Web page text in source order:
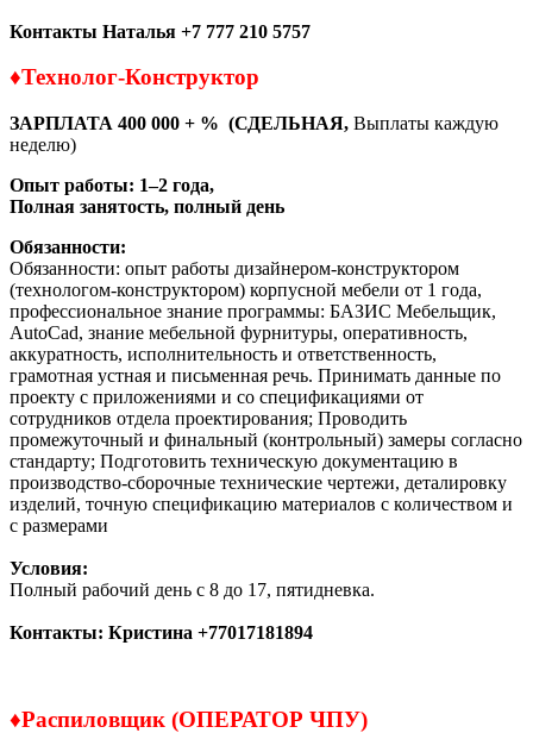
Контакты Наталья +7 777 210 5757
♦Технолог-Конструктор
ЗАРПЛАТА 400 000 + % (СДЕЛЬНАЯ, Выплаты каждую
неделю)
Опыт работы: 1–2 года,
Полная занятость, полный день
Обязанности:
Обязанности: опыт работы дизайнером-конструктором
(технологом-конструктором) корпусной мебели от 1 года,
профессиональное знание программы: БАЗИС Мебельщик,
AutoCad, знание мебельной фурнитуры, оперативность,
аккуратность, исполнительность и ответственность,
грамотная устная и письменная речь. Принимать данные по
проекту с приложениями и со спецификациями от
сотрудников отдела проектирования; Проводить
промежуточный и финальный (контрольный) замеры согласно
стандарту; Подготовить техническую документацию в
производство-сборочные технические чертежи, деталировку
изделий, точную спецификацию материалов с количеством и
с размерами
Условия:
Полный рабочий день с 8 до 17, пятидневка.
Контакты: Кристина +77017181894
♦Распиловщик (ОПЕРАТОР ЧПУ)